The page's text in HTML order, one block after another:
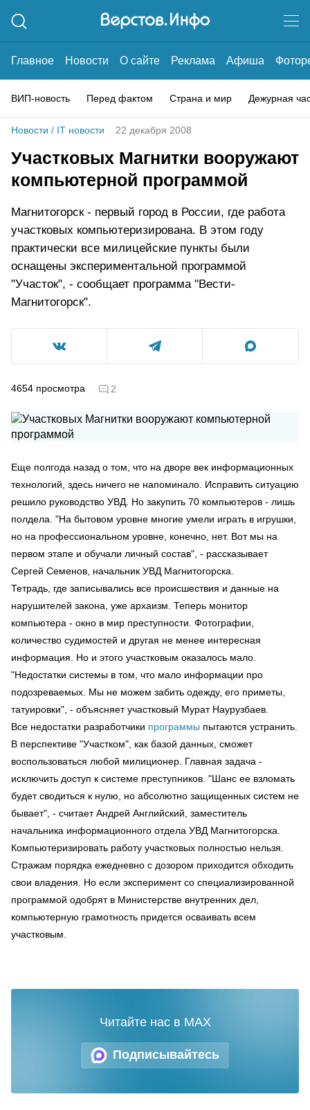
Главное Новости О сайте Реклама Афиша
ВИП-новость Перед фактом Страна и мир Дежурная
Новости / IT новости 22 декабря 2008
Участковых Магнитки вооружают
компьютерной программой
Магнитогорск - первый город в России, где работа
участковых компьютеризирована. В этом году
практически все милицейские пункты были
оснащены экспериментальной программой
"Участок", - сообщает программа "Вести-
Магнитогорск".
4654 просмотра 2
Еще полгода назад о том, что на дворе век информационных
технологий, здесь ничего не напоминало. Исправить ситуацию
решило руководство УВД. Но закупить 70 компьютеров - лишь
полдела. "На бытовом уровне многие умели играть в игрушки,
но на профессиональном уровне, конечно, нет. Вот мы на
первом этапе и обучали личный состав", - рассказывает
Сергей Семенов, начальник УВД Магнитогорска.
Тетрадь, где записывались все происшествия и данные на
нарушителей закона, уже архаизм. Теперь монитор
компьютера - окно в мир преступности. Фотографии,
количество судимостей и другая не менее интересная
информация. Но и этого участковым оказалось мало.
"Недостатки системы в том, что мало информации про
подозреваемых. Мы не можем забить одежду, его приметы,
татуировки", - объясняет участковый Мурат Наурузбаев.
Все недостатки разработчики программы пытаются устранить.
В перспективе "Участком", как базой данных, сможет
воспользоваться любой милиционер. Главная задача -
исключить доступ к системе преступников. "Шанс ее взломать
будет сводиться к нулю, но абсолютно защищенных систем не
бывает", - считает Андрей Английский, заместитель
начальника информационного отдела УВД Магнитогорска.
Компьютеризировать работу участковых полностью нельзя.
Стражам порядка ежедневно с дозором приходится обходить
свои владения. Но если эксперимент со специализированной
программой одобрят в Министерстве внутренних дел,
компьютерную грамотность придется осваивать всем
участковым.
Подписывайтесь
Читайте нас в MAX